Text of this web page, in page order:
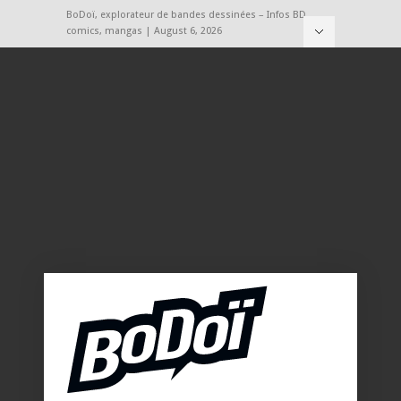
BoDoï, explorateur de bandes dessinées – Infos BD,
comics, mangas | August 6, 2026